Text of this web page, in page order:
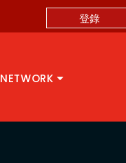
登錄
NETWORK